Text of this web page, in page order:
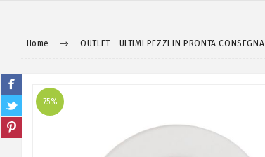
Home OUTLET - ULTIMI PEZZI IN PRONTA CONSEGNA
75%